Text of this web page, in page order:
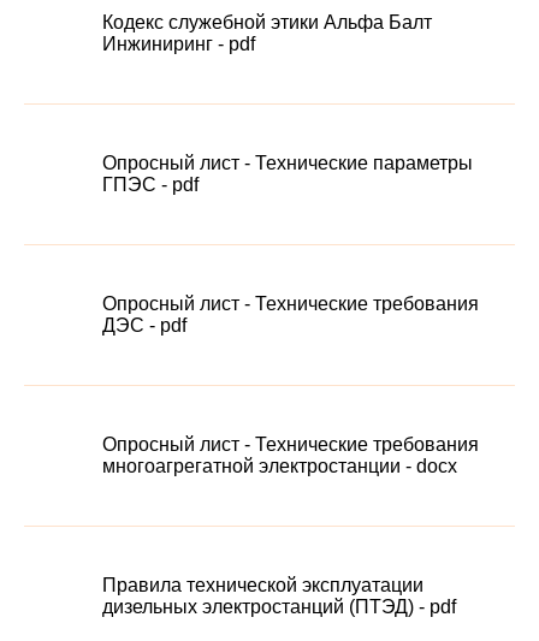
Кодекс служебной этики Альфа Балт
Инжиниринг - pdf
Опросный лист - Технические параметры
ГПЭС - pdf
Опросный лист - Технические требования
ДЭС - pdf
Опросный лист - Технические требования
многоагрегатной электростанции - docx
Правила технической эксплуатации
дизельных электростанций (ПТЭД) - pdf